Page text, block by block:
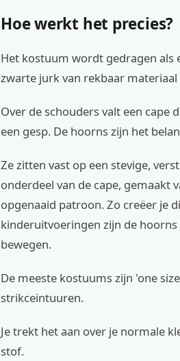
Hoe werkt het precies?
Het kostuum wordt gedragen als
zwarte jurk van rekbaar
Over de schouders valt een
een gesp. De hoorns zijn het
Ze zitten vast op een stevige,
onderdeel van de cape, gemaakt
opgenaaid patroon. Zo creëer je
kinderuitvoeringen zijn de
bewegen.
De meeste kostuums zijn 'one
strikceintuuren.
Je trekt het aan over je normale
stof.